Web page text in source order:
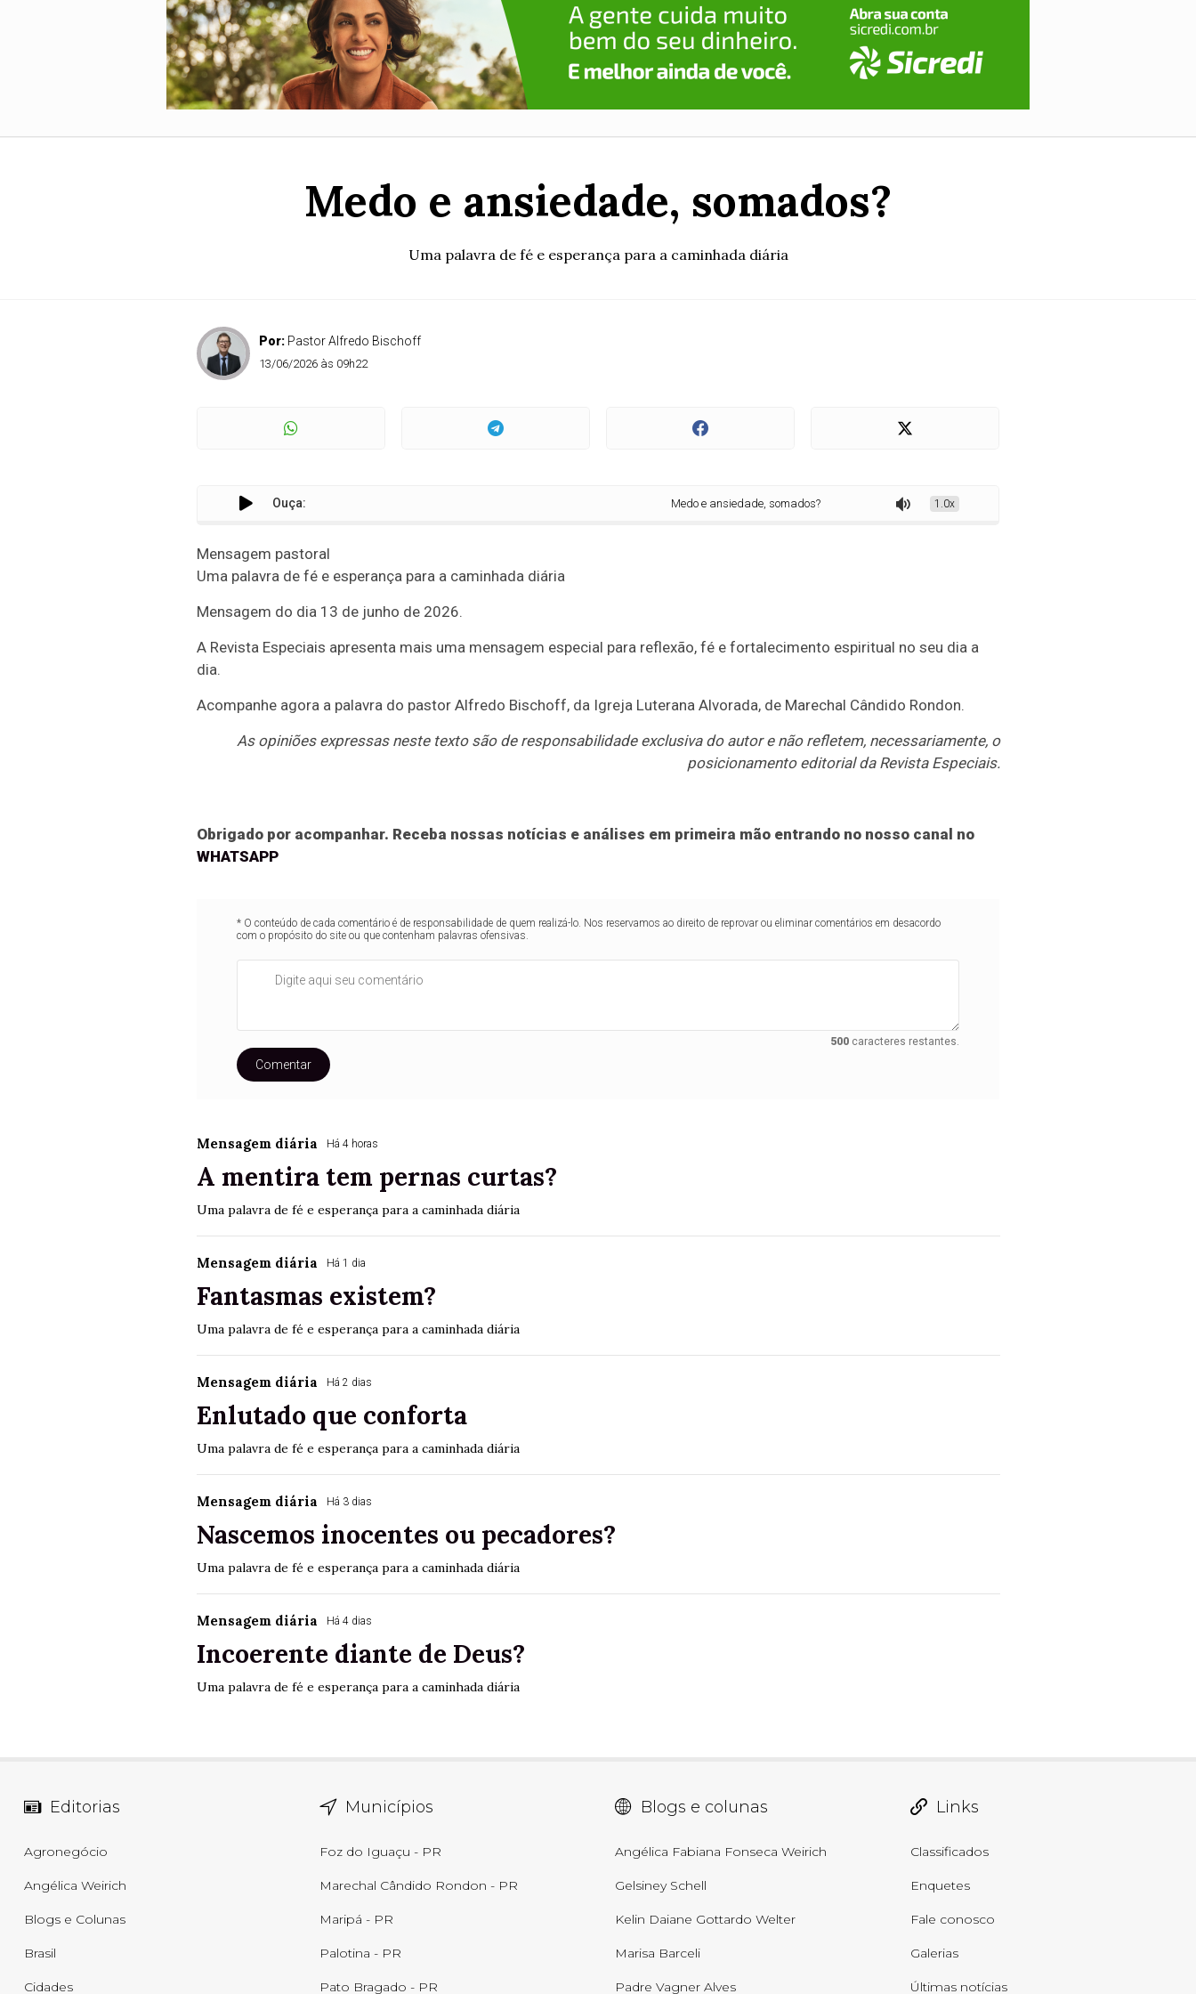
Medo e ansiedade, somados?
Uma palavra de fé e esperança para a caminhada diária
Por: Pastor Alfredo Bischoff
13/06/2026 às 09h22
Ouça: Medo e ansiedade, somados? 1.0x
Mensagem pastoral
Uma palavra de fé e esperança para a caminhada diária
Mensagem do dia 13 de junho de 2026.
A Revista Especiais apresenta mais uma mensagem especial para reflexão, fé e fortalecimento espiritual no seu dia a
dia.
Acompanhe agora a palavra do pastor Alfredo Bischoff, da Igreja Luterana Alvorada, de Marechal Cândido Rondon.
As opiniões expressas neste texto são de responsabilidade exclusiva do autor e não refletem, necessariamente, o
posicionamento editorial da Revista Especiais.
Obrigado por acompanhar. Receba nossas notícias e análises em primeira mão entrando no nosso canal no
WHATSAPP
* O conteúdo de cada comentário é de responsabilidade de quem realizá-lo. Nos reservamos ao direito de reprovar ou eliminar comentários em desacordo
com o propósito do site ou que contenham palavras ofensivas.
500 caracteres restantes.
Comentar
Mensagem diária Há 4 horas
A mentira tem pernas curtas?
Uma palavra de fé e esperança para a caminhada diária
Mensagem diária Há 1 dia
Fantasmas existem?
Uma palavra de fé e esperança para a caminhada diária
Mensagem diária Há 2 dias
Enlutado que conforta
Uma palavra de fé e esperança para a caminhada diária
Mensagem diária Há 3 dias
Nascemos inocentes ou pecadores?
Uma palavra de fé e esperança para a caminhada diária
Mensagem diária Há 4 dias
Incoerente diante de Deus?
Uma palavra de fé e esperança para a caminhada diária
Editorias
Agronegócio
Angélica Weirich
Blogs e Colunas
Brasil
Cidades
Municípios
Foz do Iguaçu - PR
Marechal Cândido Rondon - PR
Maripá - PR
Palotina - PR
Pato Bragado - PR
Blogs e colunas
Angélica Fabiana Fonseca Weirich
Gelsiney Schell
Kelin Daiane Gottardo Welter
Marisa Barceli
Padre Vagner Alves
Links
Classificados
Enquetes
Fale conosco
Galerias
Últimas notícias